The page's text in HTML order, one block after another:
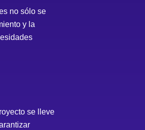
no sólo se
y la
se lleve